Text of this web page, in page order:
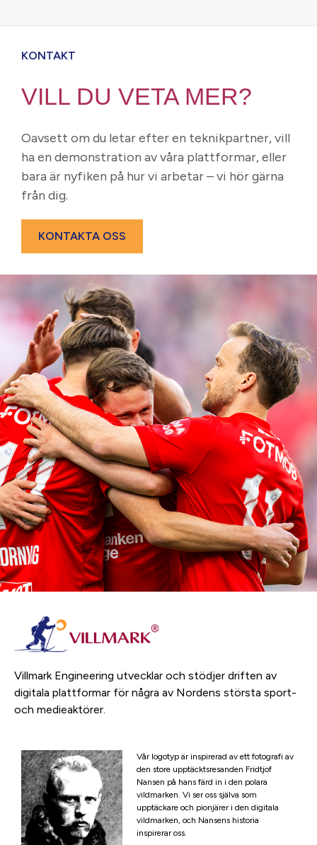
KONTAKT
VILL DU VETA MER?
Oavsett om du letar efter en teknikpartner, vill
ha en demonstration av våra plattformar, eller
bara är nyfiken på hur vi arbetar – vi hör gärna
från dig.
KONTAKTA OSS
Villmark Engineering utvecklar och stödjer driften av
digitala plattformar för några av Nordens största sport-
och medieaktörer.
Vår logotyp är inspirerad av ett fotografi av
den store upptäcktsresanden Fridtjof
Nansen på hans färd in i den polara
vildmarken. Vi ser oss själva som
upptäckare och pionjärer i den digitala
vildmarken, och Nansens historia
inspirerar oss.